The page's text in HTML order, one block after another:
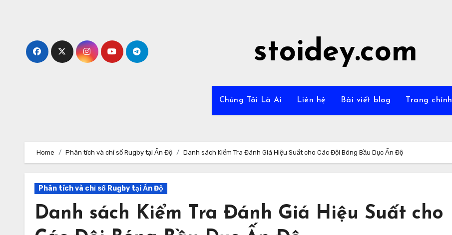
stoidey.com
Chúng Tôi Là Ai Liên hệ Bài viết blog Trang chính
Home Phân tích và chỉ số Rugby tại Ấn Độ Danh sách Kiểm Tra Đánh Giá Hiệu Suất cho Các Đội Bóng Bầu Dục Ấn Độ
Phân tích và chỉ số Rugby tại Ấn Độ
Danh sách Kiểm Tra Đánh Giá Hiệu Suất cho